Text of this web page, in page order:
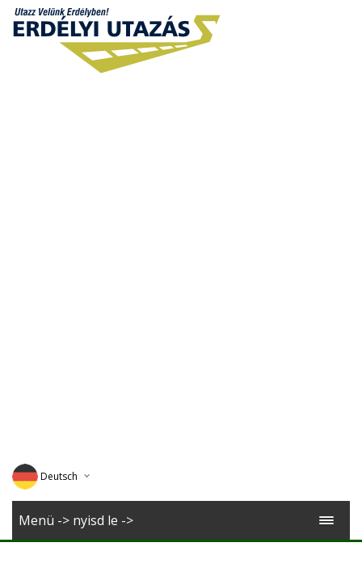
Deutsch
English
Menü -> nyisd le ->